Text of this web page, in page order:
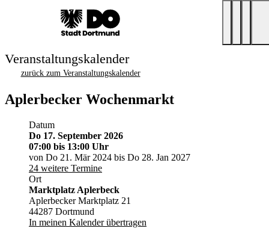
Veranstaltungskalender
zurück zum Veranstaltungskalender
Aplerbecker Wochenmarkt
Datum
Do 17. September 2026
07:00 bis 13:00 Uhr
von Do 21. Mär 2024 bis Do 28. Jan 2027
24 weitere Termine
Ort
Marktplatz Aplerbeck
Aplerbecker Marktplatz 21
44287 Dortmund
In meinen Kalender übertragen